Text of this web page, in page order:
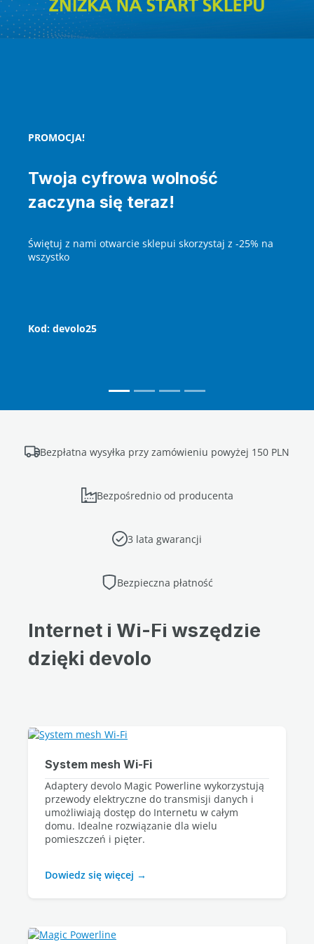
PROMOCJA!
Twoja cyfrowa wolność
zaczyna się teraz!
Świętuj z nami otwarcie sklepui skorzystaj z -25% na
wszystko
Kod: devolo25
Bezpłatna wysyłka przy zamówieniu powyżej 150 PLN
Bezpośrednio od producenta
3 lata gwarancji
Bezpieczna płatność
Internet i Wi-Fi wszędzie
dzięki devolo
System mesh Wi‑Fi
Adaptery devolo Magic Powerline wykorzystują
przewody elektryczne do transmisji danych i
umożliwiają dostęp do Internetu w całym
domu. Idealne rozwiązanie dla wielu
Dowiedz się więcej